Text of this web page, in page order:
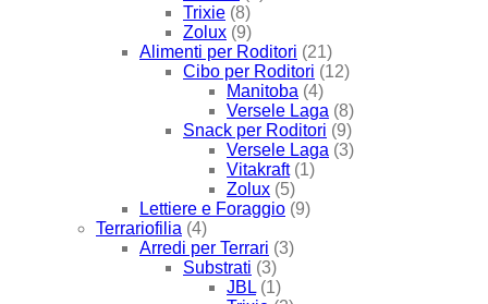
Trixie (8)
Zolux (9)
Alimenti per Roditori (21)
Cibo per Roditori (12)
Manitoba (4)
Versele Laga (8)
Snack per Roditori (9)
Versele Laga (3)
Vitakraft (1)
Zolux (5)
Lettiere e Foraggio (9)
Terrariofilia (4)
Arredi per Terrari (3)
Substrati (3)
JBL (1)